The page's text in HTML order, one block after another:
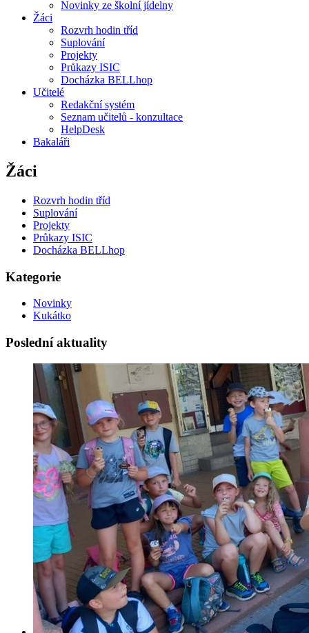
Novinky ze školní jídelny
Žáci
Rozvrh hodin tříd
Suplování
Projekty
Průkazy ISIC
Docházka BELLhop
Učitelé
Redakční systém
Seznam učitelů - konzultace
HelpDesk
Bakaláři
Žáci
Rozvrh hodin tříd
Suplování
Projekty
Průkazy ISIC
Docházka BELLhop
Kategorie
Novinky
Kukátko
Poslední aktuality